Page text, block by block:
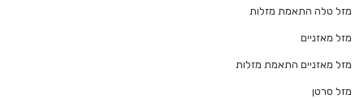
מזל טלה התאמת מזלות
מזל מאזניים
מזל מאזניים התאמת מזלות
מזל סרטן